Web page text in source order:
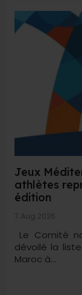
Jeux
athlètes
édition
7 Aug 2026
Le Comité
dévoilé la
Maroc à...